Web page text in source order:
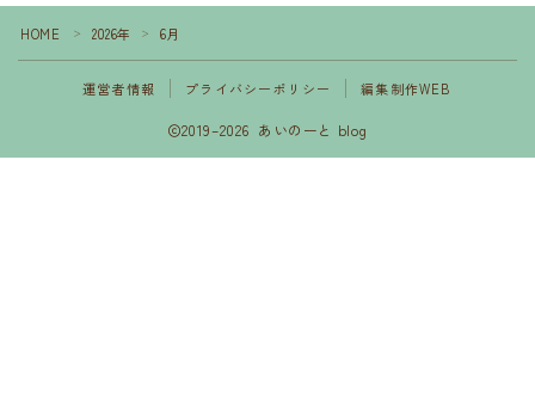
HOME ＞ 2026年 ＞ 6月
運営者情報 プライバシーポリシー 編集制作WEB
2019–2026 あいのーと blog